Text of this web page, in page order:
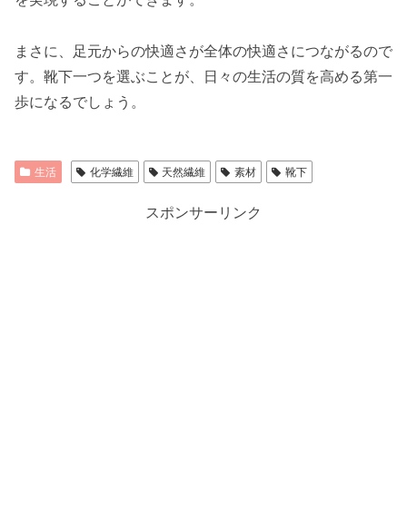
まさに、足元からの快適さが全体の快適さにつながるので
す。靴下一つを選ぶことが、日々の生活の質を高める第一
歩になるでしょう。
生活 化学繊維 天然繊維 素材 靴下
スポンサーリンク